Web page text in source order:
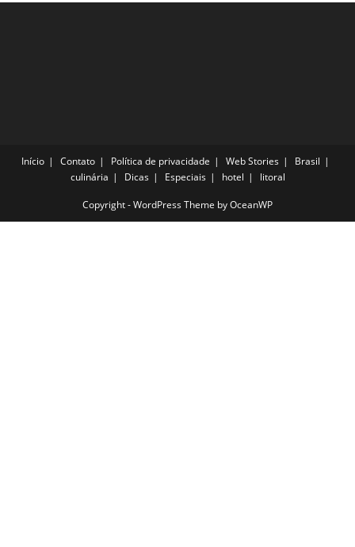
Início Contato Política de privacidade Web Stories
Brasil
culinária
Dicas Especiais hotel litoral
Copyright - WordPress Theme by OceanWP